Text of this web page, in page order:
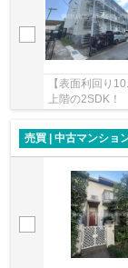
【表面利回り
上階の2SDK！
売買 | 中古マンショ